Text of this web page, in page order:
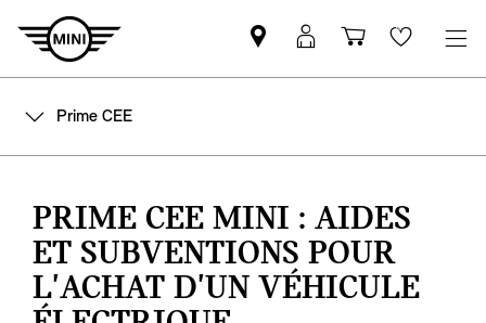
Trouver
un
Connexion
MyMINI
PanierFavoris
Prime CEE
PRIME CEE MINI : AIDES
ET SUBVENTIONS POUR
L'ACHAT D'UN VÉHICULE